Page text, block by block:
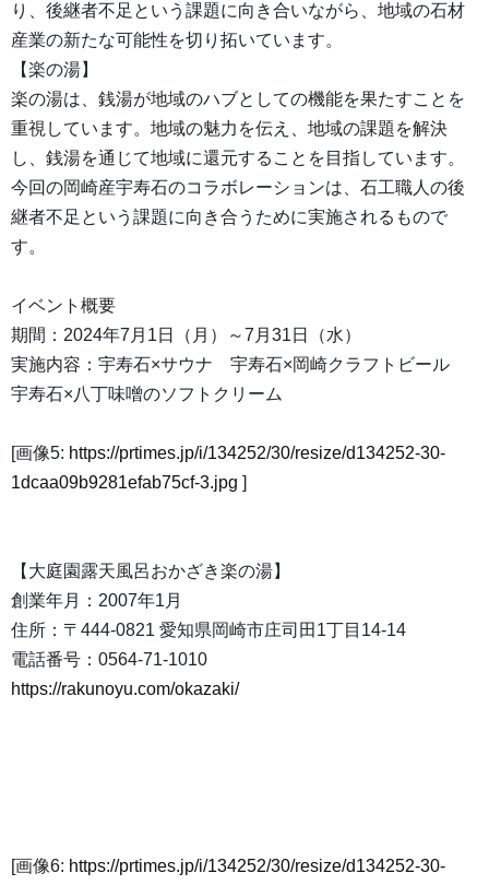
り、後継者不足という課題に向き合いながら、地域の石材
産業の新たな可能性を切り拓いています。
【楽の湯】
楽の湯は、銭湯が地域のハブとしての機能を果たすことを
重視しています。地域の魅力を伝え、地域の課題を解決
し、銭湯を通じて地域に還元することを目指しています。
今回の岡崎産宇寿石のコラボレーションは、石工職人の後
継者不足という課題に向き合うために実施されるもので
す。
イベント概要
期間：2024年7月1日（月）～7月31日（水）
実施内容：宇寿石×サウナ 宇寿石×岡崎クラフトビール
宇寿石×八丁味噌のソフトクリーム
[画像5: https://prtimes.jp/i/134252/30/resize/d134252-30-
1dcaa09b9281efab75cf-3.jpg ]
【大庭園露天風呂おかざき楽の湯】
創業年月：2007年1月
住所：〒444-0821 愛知県岡崎市庄司田1丁目14-14
電話番号：0564-71-1010
https://rakunoyu.com/okazaki/
[画像6: https://prtimes.jp/i/134252/30/resize/d134252-30-